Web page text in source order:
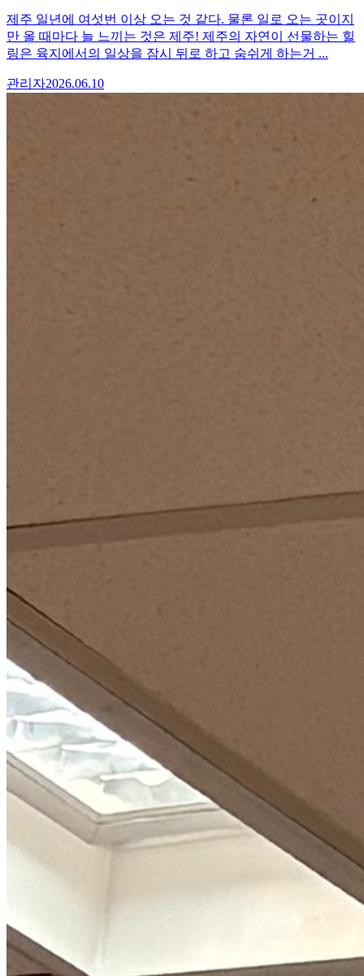
제주 일년에 여섯번 이상 오는 것 같다. 물론 일로 오는 곳이지
만 올 때마다 늘 느끼는 것은 제주! 제주의 자연이 선물하는 힐
링은 육지에서의 일상을 잠시 뒤로 하고 숨쉬게 하는거 ...
관리자2026.06.10